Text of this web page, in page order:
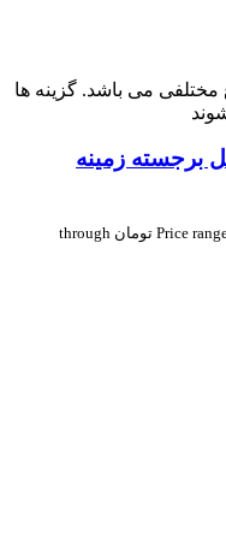
مختلفی می باشد. گزینه ها
1200 شانه گل برجسته زمینه
Price range: 1,800,000 تومان through